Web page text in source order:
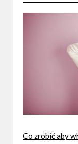
Co zrobić aby